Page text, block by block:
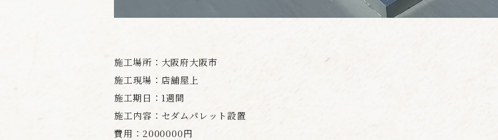
施工場所：大阪府大阪市
施工現場：店舗屋上
施工期日：1週間
施工内容：セダムパレット設置
費用：2000000円